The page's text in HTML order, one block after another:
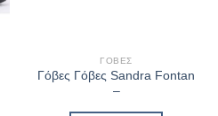
ΓΌΒΕΣ
Γόβες Γόβες Sandra Fontan
–